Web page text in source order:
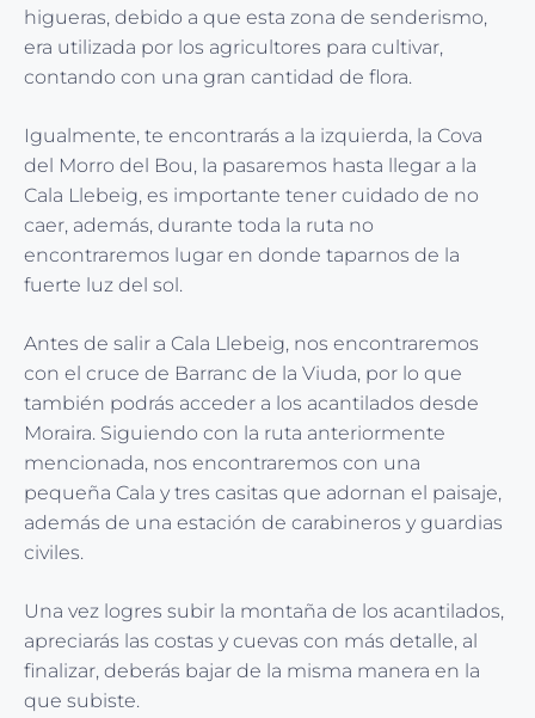
higueras, debido a que esta zona de senderismo,
era utilizada por los agricultores para cultivar,
contando con una gran cantidad de flora.
Igualmente, te encontrarás a la izquierda, la Cova
del Morro del Bou, la pasaremos hasta llegar a la
Cala Llebeig, es importante tener cuidado de no
caer, además, durante toda la ruta no
encontraremos lugar en donde taparnos de la
fuerte luz del sol.
Antes de salir a Cala Llebeig, nos encontraremos
con el cruce de Barranc de la Viuda, por lo que
también podrás acceder a los acantilados desde
Moraira. Siguiendo con la ruta anteriormente
mencionada, nos encontraremos con una
pequeña Cala y tres casitas que adornan el paisaje,
además de una estación de carabineros y guardias
civiles.
Una vez logres subir la montaña de los acantilados,
apreciarás las costas y cuevas con más detalle, al
finalizar, deberás bajar de la misma manera en la
que subiste.